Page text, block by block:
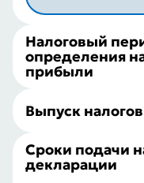
Налоговый
определения
прибыли
Выпуск
Сроки подачи
декларации